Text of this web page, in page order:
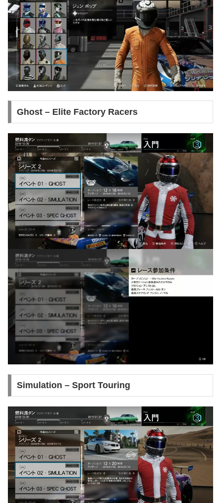
Ghost – Elite Factory Racers
Simulation – Sport Touring